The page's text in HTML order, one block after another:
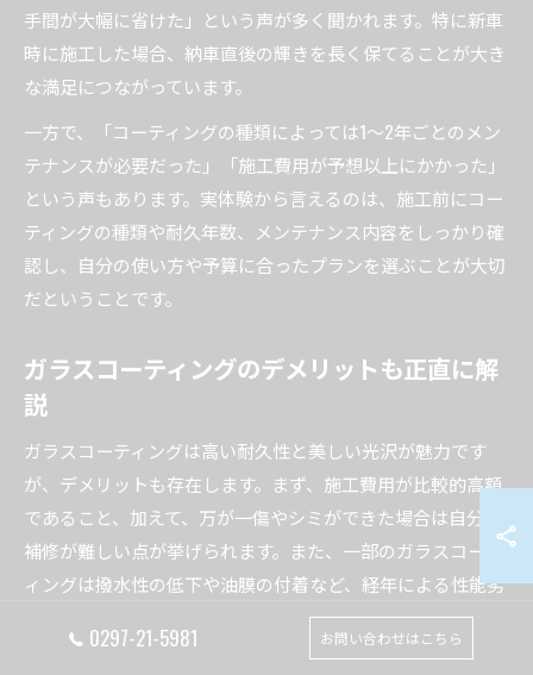
手間が大幅に省けた」という声が多く聞かれます。特に新車
時に施工した場合、納車直後の輝きを長く保てることが大き
な満足につながっています。
一方で、「コーティングの種類によっては1〜2年ごとのメン
テナンスが必要だった」「施工費用が予想以上にかかった」
という声もあります。実体験から言えるのは、施工前にコー
ティングの種類や耐久年数、メンテナンス内容をしっかり確
認し、自分の使い方や予算に合ったプランを選ぶことが大切
だということです。
ガラスコーティングのデメリットも正直に解
説
ガラスコーティングは高い耐久性と美しい光沢が魅力です
が、デメリットも存在します。まず、施工費用が比較的高額
であること、加えて、万が一傷やシミができた場合は自分で
補修が難しい点が挙げられます。また、一部のガラスコーテ
ィングは撥水性の低下や油膜の付着など、経年による性能劣
さらに、施工時の下地処理が不十分だと、コーティングの定
0297-21-5981 お問い合わせはこちら